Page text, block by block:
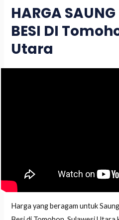
HARGA
BESI DI
Utara
Harga yang beragam untuk